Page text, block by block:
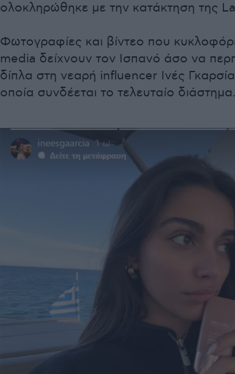
ολοκληρώθηκε με την κατάκτηση της
Φωτογραφίες και βίντεο που
media δείχνουν τον Ισπανό άσο να
δίπλα στη νεαρή influencer Ινές
οποία συνδέεται το τελευταίο διάστημα.